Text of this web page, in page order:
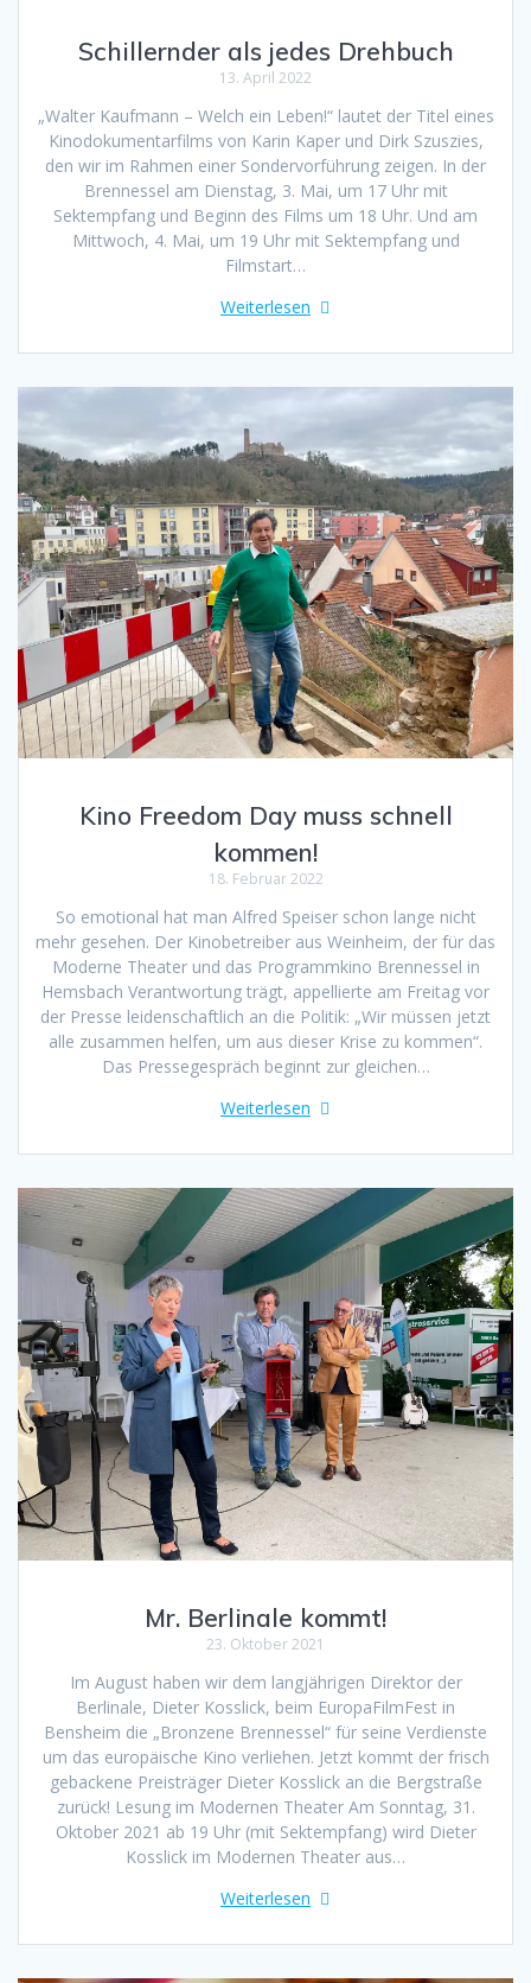
Schillernder als jedes Drehbuch
13. April 2022
„Walter Kaufmann – Welch ein Leben!“ lautet der Titel eines
Kinodokumentarfilms von Karin Kaper und Dirk Szuszies,
den wir im Rahmen einer Sondervorführung zeigen. In der
Brennessel am Dienstag, 3. Mai, um 17 Uhr mit
Sektempfang und Beginn des Films um 18 Uhr. Und am
Mittwoch, 4. Mai, um 19 Uhr mit Sektempfang und
Filmstart…
Weiterlesen
Kino Freedom Day muss schnell
kommen!
18. Februar 2022
So emotional hat man Alfred Speiser schon lange nicht
mehr gesehen. Der Kinobetreiber aus Weinheim, der für das
Moderne Theater und das Programmkino Brennessel in
Hemsbach Verantwortung trägt, appellierte am Freitag vor
der Presse leidenschaftlich an die Politik: „Wir müssen jetzt
alle zusammen helfen, um aus dieser Krise zu kommen“.
Das Pressegespräch beginnt zur gleichen…
Weiterlesen
Mr. Berlinale kommt!
23. Oktober 2021
Im August haben wir dem langjährigen Direktor der
Berlinale, Dieter Kosslick, beim EuropaFilmFest in
Bensheim die „Bronzene Brennessel“ für seine Verdienste
um das europäische Kino verliehen. Jetzt kommt der frisch
gebackene Preisträger Dieter Kosslick an die Bergstraße
zurück! Lesung im Modernen Theater Am Sonntag, 31.
Oktober 2021 ab 19 Uhr (mit Sektempfang) wird Dieter
Kosslick im Modernen Theater aus…
Weiterlesen